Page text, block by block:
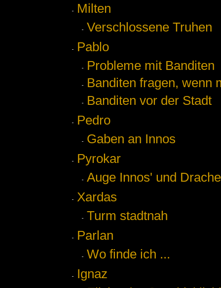
Milten
Verschlossene Truhen
Pablo
Probleme mit Banditen
Banditen fragen, wenn
Banditen vor der Stadt
Pedro
Gaben an Innos
Pyrokar
Auge Innos' und
Xardas
Turm stadtnah
Parlan
Wo finde ich ...
Ignaz